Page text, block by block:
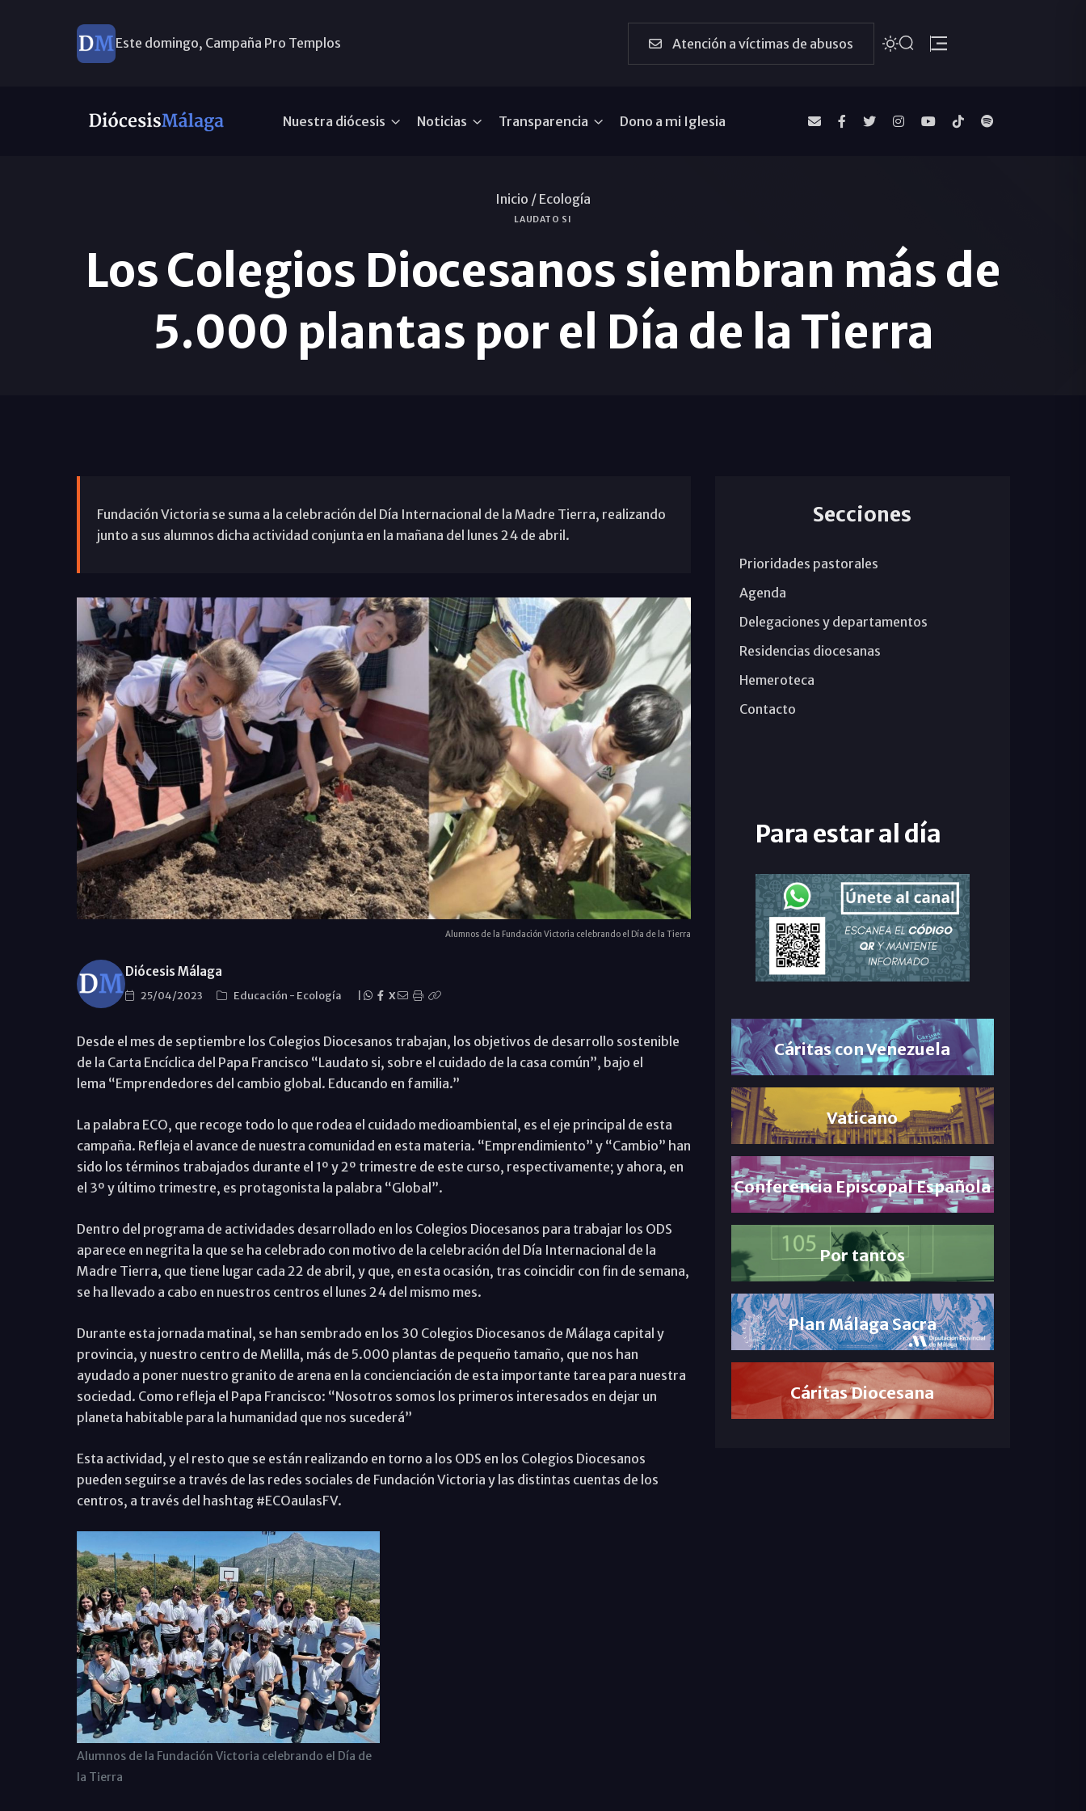
Este domingo, Campaña Pro Templos Atención a víctimas de abusos
Nuestra diócesis Noticias Transparencia Dono a mi Iglesia
Inicio / Ecología
LAUDATO SI
Los Colegios Diocesanos siembran más de
5.000 plantas por el Día de la Tierra
Fundación Victoria se suma a la celebración del Día Internacional de la Madre Tierra, realizando
junto a sus alumnos dicha actividad conjunta en la mañana del lunes 24 de abril.
Alumnos de la Fundación Victoria celebrando el Día de la Tierra
Diócesis Málaga
25/04/2023 Educación - Ecología X
Desde el mes de septiembre los Colegios Diocesanos trabajan, los objetivos de desarrollo sostenible
de la Carta Encíclica del Papa Francisco “Laudato si, sobre el cuidado de la casa común”, bajo el
lema “Emprendedores del cambio global. Educando en familia.”
La palabra ECO, que recoge todo lo que rodea el cuidado medioambiental, es el eje principal de esta
campaña. Refleja el avance de nuestra comunidad en esta materia. “Emprendimiento” y “Cambio” han
sido los términos trabajados durante el 1º y 2º trimestre de este curso, respectivamente; y ahora, en
el 3º y último trimestre, es protagonista la palabra “Global”.
Dentro del programa de actividades desarrollado en los Colegios Diocesanos para trabajar los ODS
aparece en negrita la que se ha celebrado con motivo de la celebración del Día Internacional de la
Madre Tierra, que tiene lugar cada 22 de abril, y que, en esta ocasión, tras coincidir con fin de semana,
se ha llevado a cabo en nuestros centros el lunes 24 del mismo mes.
Durante esta jornada matinal, se han sembrado en los 30 Colegios Diocesanos de Málaga capital y
provincia, y nuestro centro de Melilla, más de 5.000 plantas de pequeño tamaño, que nos han
ayudado a poner nuestro granito de arena en la concienciación de esta importante tarea para nuestra
sociedad. Como refleja el Papa Francisco: “Nosotros somos los primeros interesados en dejar un
planeta habitable para la humanidad que nos sucederá”
Esta actividad, y el resto que se están realizando en torno a los ODS en los Colegios Diocesanos
pueden seguirse a través de las redes sociales de Fundación Victoria y las distintas cuentas de los
centros, a través del hashtag #ECOaulasFV.
Alumnos de la Fundación Victoria celebrando el Día de
la Tierra
Secciones
Prioridades pastorales
Agenda
Delegaciones y departamentos
Residencias diocesanas
Hemeroteca
Contacto
Para estar al día
Cáritas con Venezuela
Vaticano
Conferencia Episcopal Española
Por tantos
Plan Málaga Sacra
Cáritas Diocesana